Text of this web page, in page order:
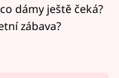
dámy ještě čeká?
zábava?